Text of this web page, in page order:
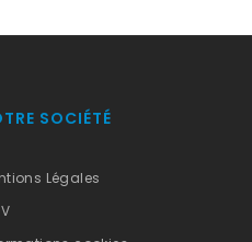
SOCIÉTÉ
Légales